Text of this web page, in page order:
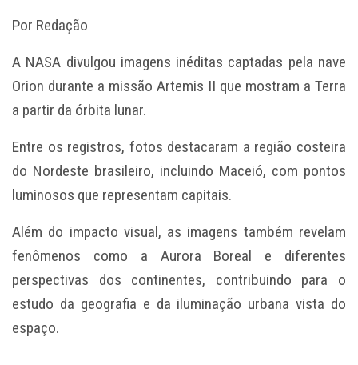
Por Redação
A NASA divulgou imagens inéditas captadas pela nave
Orion durante a missão Artemis II que mostram a Terra
a partir da órbita lunar.
Entre os registros, fotos destacaram a região costeira
do Nordeste brasileiro, incluindo Maceió, com pontos
luminosos que representam capitais.
Além do impacto visual, as imagens também revelam
fenômenos como a Aurora Boreal e diferentes
perspectivas dos continentes, contribuindo para o
estudo da geografia e da iluminação urbana vista do
espaço.